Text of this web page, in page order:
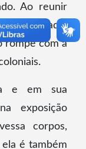
Ao reunir
rompe com a
e em sua
exposição
corpos,
é também